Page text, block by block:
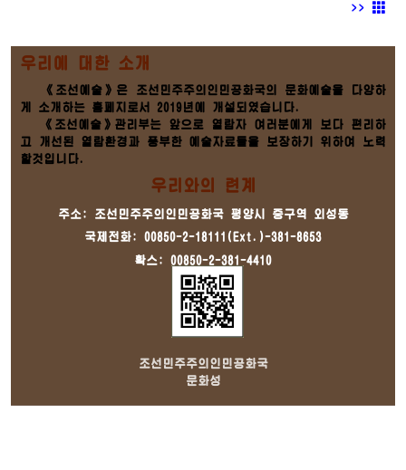
>>
우리에 대한 소개
《조선예술》은 조선민주주의인민공화국의 문화예술을 다양하
게 소개하는 홈페지로서 2019년에 개설되였습니다.
《조선예술》관리부는 앞으로 열람자 여러분에게 보다 편리하
고 개선된 열람환경과 풍부한 예술자료들을 보장하기 위하여 노력
할것입니다.
우리와의 련계
주소: 조선민주주의인민공화국 평양시 중구역 외성동
국제전화: 00850-2-18111(Ext.)-381-8653
확스: 00850-2-381-4410
조선민주주의인민공화국
문화성